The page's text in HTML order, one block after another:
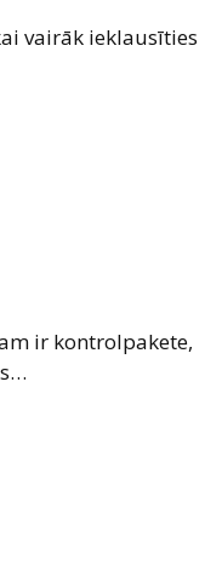
vairāk ieklausīties
ir kontrolpakete,